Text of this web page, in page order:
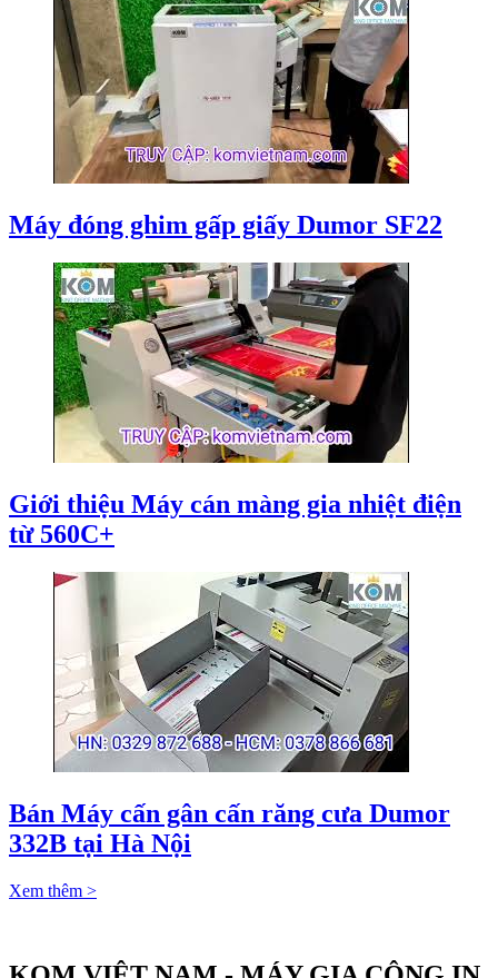
Máy đóng ghim gấp giấy Dumor SF22
Giới thiệu Máy cán màng gia nhiệt điện
từ 560C+
Bán Máy cấn gân cấn răng cưa Dumor
332B tại Hà Nội
Xem thêm >